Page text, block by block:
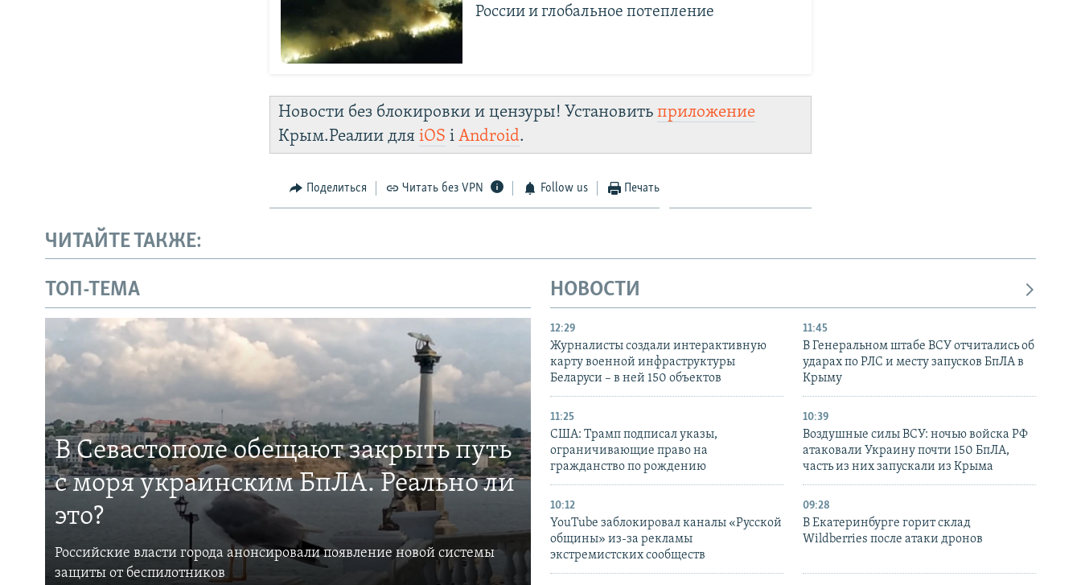
России и глобальное потепление
Новости без блокировки и цензуры! Установитьприложение
Крым.Реалии дляiOS іAndroid.
Поделиться Читать без VPN Follow us Печать
ЧИТАЙТЕ ТАКЖЕ:
ТОП-ТЕМА
В Севастополе обещают закрыть путь
с моря украинским БпЛА. Реально ли
это?
Российские власти города анонсировали появление новой системы
защиты от беспилотников
НОВОСТИ
12:29
Журналисты создали интерактивную
карту военной инфраструктуры
Беларуси – в ней 150 объектов
11:45
В Генеральном штабе ВСУ отчитались об
ударах по РЛС и месту запусков БпЛА в
Крыму
11:25
США: Трамп подписал указы,
ограничивающие право на
гражданство по рождению
10:39
Воздушные силы ВСУ: ночью войска РФ
атаковали Украину почти 150 БпЛА,
часть из них запускали из Крыма
10:12
YouTube заблокировал каналы «Русской
общины» из-за рекламы
экстремистских сообществ
09:28
В Екатеринбурге горит склад
Wildberries после атаки дронов